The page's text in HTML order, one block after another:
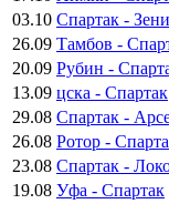
03.10 Спартак -
26.09 Тамбов -
20.09 Рубин -
13.09 цска - Спартак
29.08 Спартак -
26.08 Ротор -
23.08 Спартак -
19.08 Уфа - Спартак